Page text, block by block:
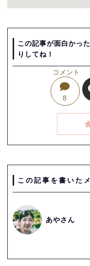
この記事が面白かっ
りしてね！
コメント
8
この記事を書いた
あやさん